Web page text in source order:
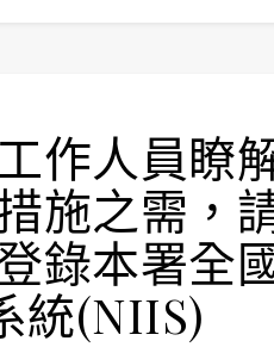
作人員瞭
施之需，
錄本署全
統(NIIS)